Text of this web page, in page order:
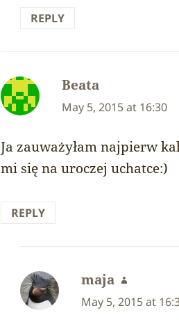
REPLY
Beata
May 5, 2015 at 16:30
Ja zauważyłam najpierw
mi się na uroczej uchatce:)
REPLY
maja says:
May 5, 2015 at